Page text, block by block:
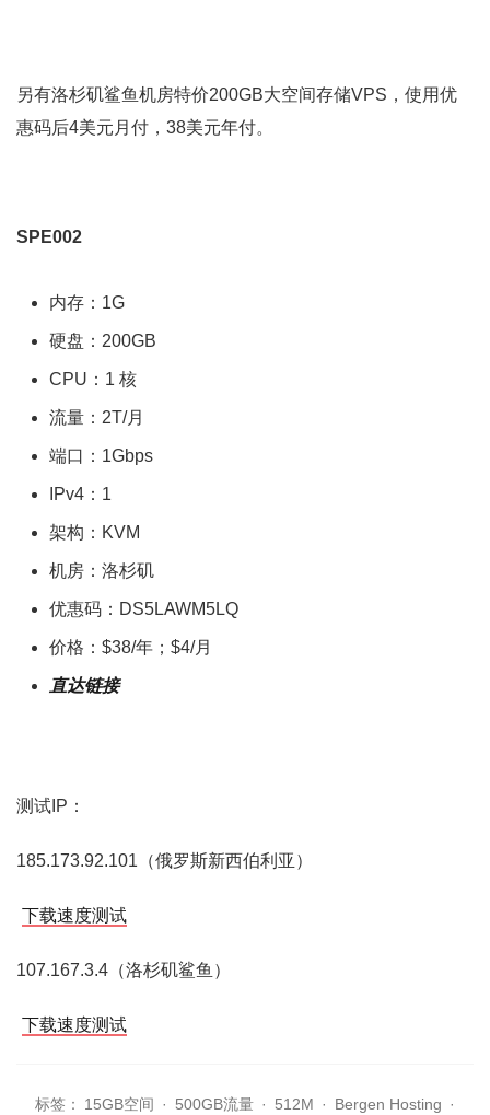
另有洛杉矶鲨鱼机房特价200GB大空间存储VPS，使用优
惠码后4美元月付，38美元年付。
SPE002
内存：1G
硬盘：200GB
CPU：1 核
流量：2T/月
端口：1Gbps
IPv4：1
架构：KVM
机房：洛杉矶
优惠码：DS5LAWM5LQ
价格：$38/年；$4/月
直达链接
测试IP：
185.173.92.101（俄罗斯新西伯利亚）
下载速度测试
107.167.3.4（洛杉矶鲨鱼）
下载速度测试
标签： 15GB空间 · 500GB流量 · 512M · Bergen Hosting ·